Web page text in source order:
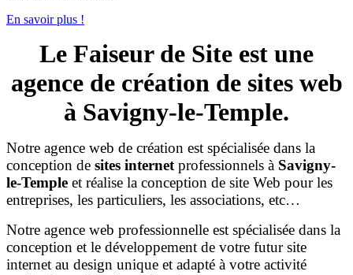
En savoir plus !
Le Faiseur de Site est une
agence de création de sites web
à Savigny-le-Temple.
Notre agence web de création est spécialisée dans la
conception de sites internet professionnels à Savigny-
le-Temple et réalise la conception de site Web pour les
entreprises, les particuliers, les associations, etc…
Notre agence web professionnelle est spécialisée dans la
conception et le développement de votre futur site
internet au design unique et adapté à votre activité